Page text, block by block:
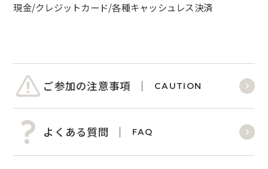
現金/クレジットカード/各種キャッシュレス決済
ご参加の注意事項 CAUTION
よくある質問 FAQ